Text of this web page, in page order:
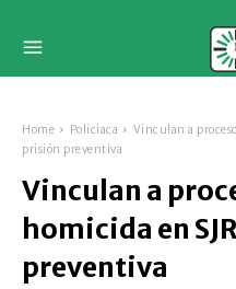
Home Policiaca
Vinculan a
prisión preventiva
Vinculan a
homicida en
preventiva